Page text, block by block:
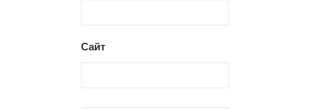
Сайт